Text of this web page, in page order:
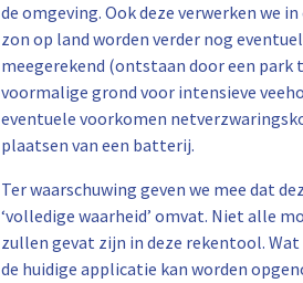
de omgeving. Ook deze verwerken we
zon op land worden verder nog
meegerekend (ontstaan door een park
voormalige grond voor intensieve
eventuele voorkomen
plaatsen van een batterij.
Ter waarschuwing geven we mee dat
‘volledige waarheid’ omvat. Niet alle
zullen gevat zijn in deze rekentool.
de huidige applicatie kan worden